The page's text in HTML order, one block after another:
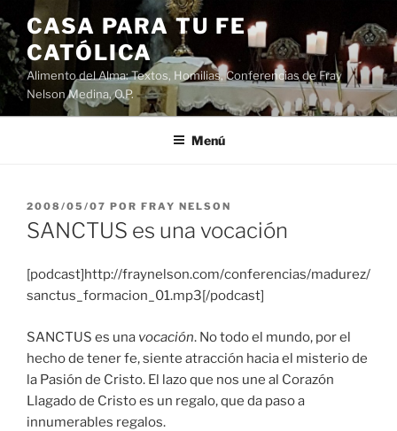
Saltar
al
contenido
CASA PARA TU FE
CATÓLICA
Alimento del Alma: Textos, Homilias, Conferencias de Fray
Nelson Medina, O.P.
Menú
PUBLICADO
EL
2008/05/07 POR FRAY NELSON
SANCTUS es una vocación
[podcast]http://fraynelson.com/conferencias/madurez/
sanctus_formacion_01.mp3[/podcast]
SANCTUS es una vocación. No todo el mundo, por el
hecho de tener fe, siente atracción hacia el misterio de
la Pasión de Cristo. El lazo que nos une al Corazón
Llagado de Cristo es un regalo, que da paso a
innumerables regalos.